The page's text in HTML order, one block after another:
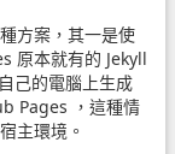
方案，其一是使
原本就有的 Jekyll
己的電腦上生成
Pages ，這種情
主環境。